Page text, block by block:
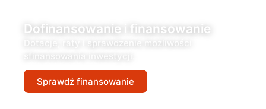
Dofinansowanie i finansowanie
Dotacje, raty i sprawdzenie możliwości
sfinansowania inwestycji.
Sprawdź finansowanie